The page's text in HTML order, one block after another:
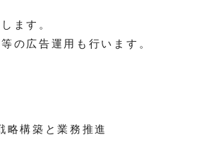
ます。
の広告運用も行います。
略構築と業務推進